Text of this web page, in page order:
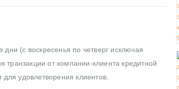
(с воскресенья по четверг исключая
от компании-клиента кредитной
удовлетворения клиентов.